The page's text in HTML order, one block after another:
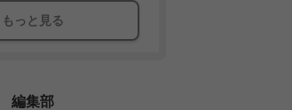
もっと見る
編集部